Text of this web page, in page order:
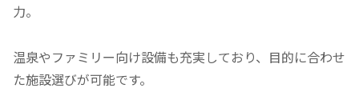
力。
温泉やファミリー向け設備も充実しており、目的に合わせ
た施設選びが可能です。